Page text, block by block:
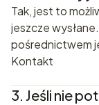
Tak, jest to
jeszcze
pośrednictwem
Kontakt
3. Jeśli nie